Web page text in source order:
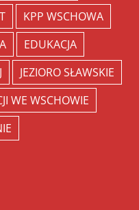
KPP WSCHOWA
EDUKACJA
JEZIORO SŁAWSKIE
WE WSCHOWIE